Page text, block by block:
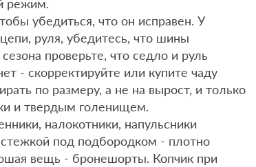
режим.
убедиться, что он исправен. У
руля, убедитесь, что шины
проверьте, что седло и руль
- скорректируйте или купите чаду
по размеру, а не на вырост, и только
и твердым голенищем.
налокотники, напульсники
под подбородком - плотно
вещь - бронешорты. Копчик при